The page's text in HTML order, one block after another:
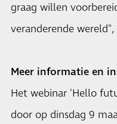
graag willen
veranderende
Meer informatie en
Het webinar 'Hello
door op dinsdag 9